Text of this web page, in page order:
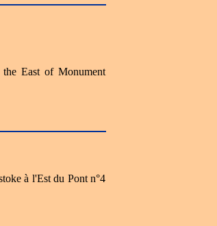
East of Monument
à l'Est du Pont n°4